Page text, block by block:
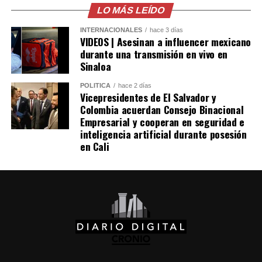
millones de dólares para Pemex al cierre del segundo
trimestre, cifra que representa un incremento del 20 %
en comparación con el mismo período de 2025.
Como antecedente, recordaron que una toma
clandestina en un ducto de Pemex provocó una
explosión en 2019, en el estado de Hidalgo, dejando un
saldo de 137 personas fallecidas.
LO MÁS LEÍDO
INTERNACIONALES hace 3 días
VIDEOS | Asesinan a influencer mexicano
durante una transmisión en vivo en
Sinaloa
POLÍTICA hace 2 días
Vicepresidentes de El Salvador y
Colombia acuerdan Consejo Binacional
Empresarial y cooperan en seguridad e
inteligencia artificial durante posesión
en Cali